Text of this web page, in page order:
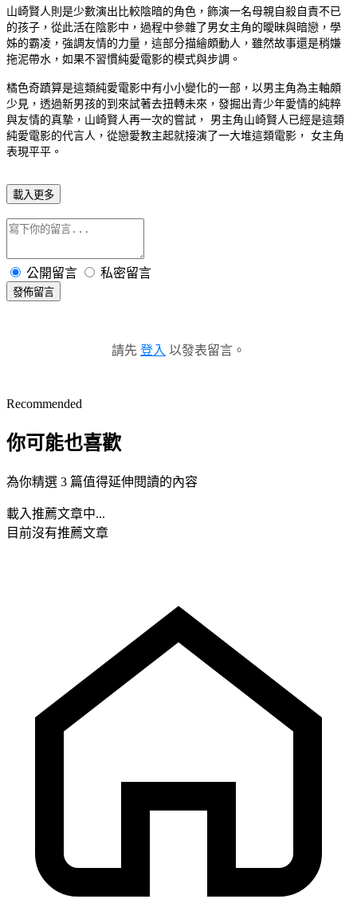
山崎賢人則是少數演出比較陰暗的角色，飾演一名母親自殺自責不已
的孩子，從此活在陰影中，過程中參雜了男女主角的曖昧與暗戀，學
姊的霸凌，強調友情的力量，這部分描繪頗動人，雖然故事還是稍嫌
拖泥帶水，如果不習慣純愛電影的模式與步調。
橘色奇蹟算是這類純愛電影中有小小變化的一部，以男主角為主軸頗
少見，透過新男孩的到來試著去扭轉未來，發掘出青少年愛情的純粹
與友情的真摯，山崎賢人再一次的嘗試，
男主角山崎賢人已經是這類
純愛電影的代言人，從戀愛教主起就接演了一大堆這類電影， 女主角
表現平平。
載入更多
公開留言 私密留言
發佈留言
請先 登入 以發表留言。
Recommended
你可能也喜歡
為你精選 3 篇值得延伸閱讀的內容
載入推薦文章中...
目前沒有推薦文章